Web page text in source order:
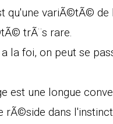
qu'une variÃ©tÃ©
trÃ¨s rare.
a la foi, on peut se
est une longue
rÃ©side dans